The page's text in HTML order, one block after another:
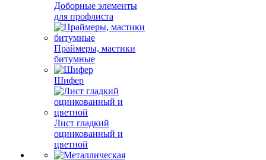
Доборные элементы
для профлиста
Праймеры, мастики
битумные
Шифер
Лист гладкий
оцинкованный и
цветной